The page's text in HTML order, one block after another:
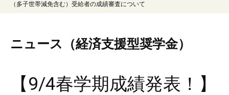
（多子世帯減免含む）受給者の成績審査について
ニュース（経済支援型奨学金）
【9/4春学期成績発表！】